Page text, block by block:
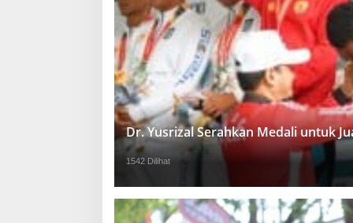
Dr. Yusrizal Serahkan Medali untuk
1542 Dilihat